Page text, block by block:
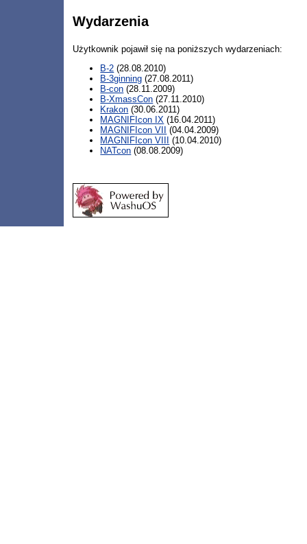
Wydarzenia
Użytkownik pojawił się na poniższych wydarzeniach:
B-2 (28.08.2010)
B-3ginning (27.08.2011)
B-con (28.11.2009)
B-XmassCon (27.11.2010)
Krakon (30.06.2011)
MAGNIFIcon IX (16.04.2011)
MAGNIFIcon VII
(04.04.2009)
MAGNIFIcon VIII
(10.04.2010)
NATcon (08.08.2009)